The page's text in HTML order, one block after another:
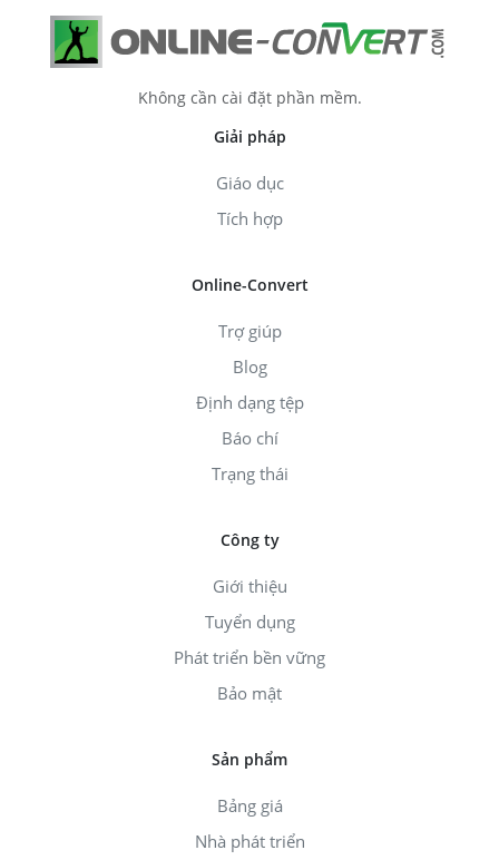
Không cần cài đặt phần mềm.
Giải pháp
Giáo dục
Tích hợp
Online-Convert
Trợ giúp
Blog
Định dạng tệp
Báo chí
Trạng thái
Công ty
Giới thiệu
Tuyển dụng
Phát triển bền vững
Bảo mật
Sản phẩm
Bảng giá
Nhà phát triển